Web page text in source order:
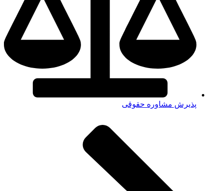
پذیرش مشاوره حقوقی